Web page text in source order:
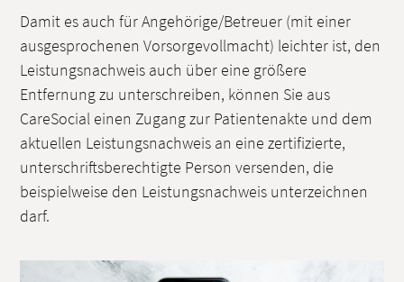
Damit es auch für Angehörige/Betreuer (mit einer
ausgesprochenen Vorsorgevollmacht) leichter ist, den
Leistungsnachweis auch über eine größere
Entfernung zu unterschreiben, können Sie aus
CareSocial einen Zugang zur Patientenakte und dem
aktuellen Leistungsnachweis an eine zertifizierte,
unterschriftsberechtigte Person versenden, die
beispielweise den Leistungsnachweis unterzeichnen
darf.